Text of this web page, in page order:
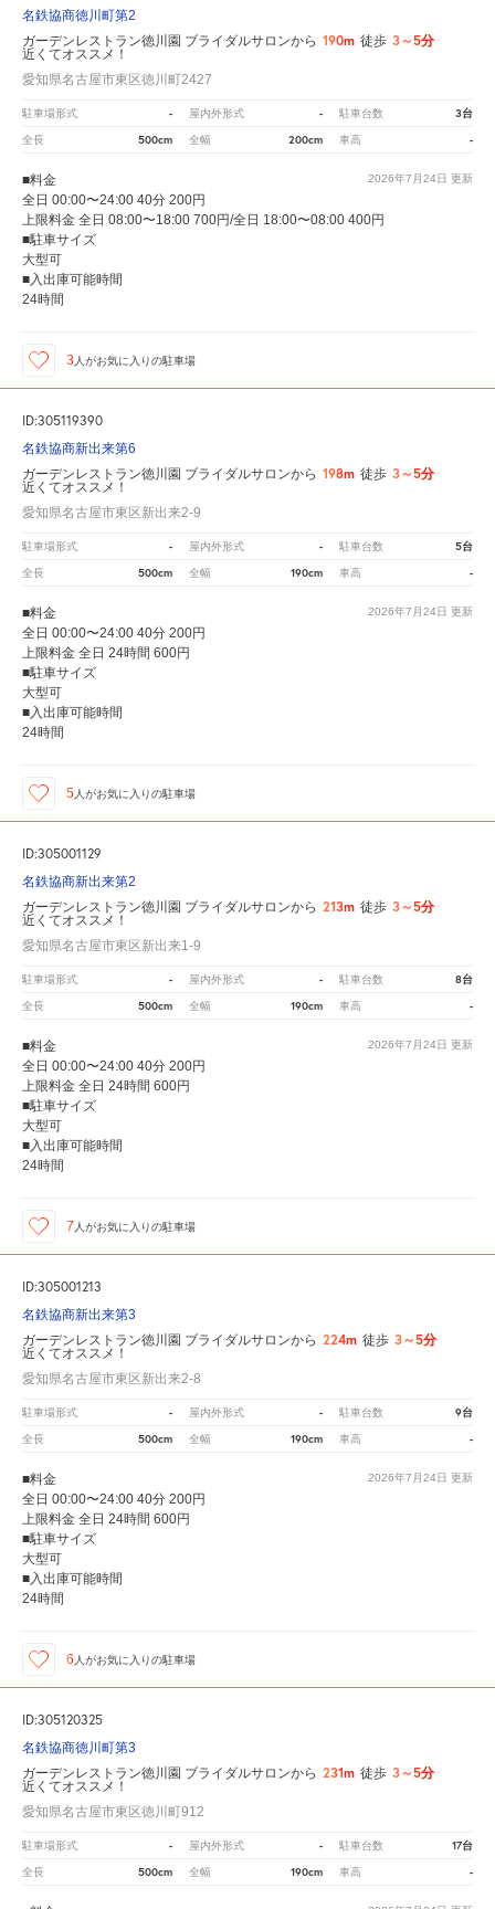
名鉄協商徳川町第2
ガーデンレストラン徳川園 ブライダルサロンから 190m 徒歩 3～5分
近くてオススメ！
愛知県名古屋市東区徳川町2427
駐車場形式 - 屋内外形式 - 駐車台数 3台
全長 500cm 全幅 200cm 車高 -
2026年7月24日 更新
■料金
全日 00:00〜24:00 40分 200円
上限料金 全日 08:00〜18:00 700円/全日 18:00〜08:00 400円
■駐車サイズ
大型可
■入出庫可能時間
24時間
3 人がお気に入りの駐車場
ID:305119390
名鉄協商新出来第6
ガーデンレストラン徳川園 ブライダルサロンから 198m 徒歩 3～5分
近くてオススメ！
愛知県名古屋市東区新出来2-9
駐車場形式 - 屋内外形式 - 駐車台数 5台
全長 500cm 全幅 190cm 車高 -
2026年7月24日 更新
■料金
全日 00:00〜24:00 40分 200円
上限料金 全日 24時間 600円
■駐車サイズ
大型可
■入出庫可能時間
24時間
5 人がお気に入りの駐車場
ID:305001129
名鉄協商新出来第2
ガーデンレストラン徳川園 ブライダルサロンから 213m 徒歩 3～5分
近くてオススメ！
愛知県名古屋市東区新出来1-9
駐車場形式 - 屋内外形式 - 駐車台数 8台
全長 500cm 全幅 190cm 車高 -
2026年7月24日 更新
■料金
全日 00:00〜24:00 40分 200円
上限料金 全日 24時間 600円
■駐車サイズ
大型可
■入出庫可能時間
24時間
7 人がお気に入りの駐車場
ID:305001213
名鉄協商新出来第3
ガーデンレストラン徳川園 ブライダルサロンから 224m 徒歩 3～5分
近くてオススメ！
愛知県名古屋市東区新出来2-8
駐車場形式 - 屋内外形式 - 駐車台数 9台
全長 500cm 全幅 190cm 車高 -
2026年7月24日 更新
■料金
全日 00:00〜24:00 40分 200円
上限料金 全日 24時間 600円
■駐車サイズ
大型可
■入出庫可能時間
24時間
6 人がお気に入りの駐車場
ID:305120325
名鉄協商徳川町第3
ガーデンレストラン徳川園 ブライダルサロンから 231m 徒歩 3～5分
近くてオススメ！
愛知県名古屋市東区徳川町912
駐車場形式 - 屋内外形式 - 駐車台数 17台
全長 500cm 全幅 190cm 車高 -